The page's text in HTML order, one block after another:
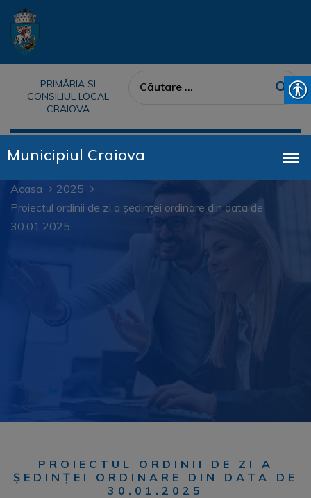
PRIMĂRIA SI
CONSILIUL LOCAL
CRAIOVA
Acasa
2025
Proiectul ordinii de zi a ședinței ordinare din data de
30.01.2025
PROIECTUL ORDINII DE ZI A
ȘEDINȚEI ORDINARE DIN DATA DE
30.01.2025